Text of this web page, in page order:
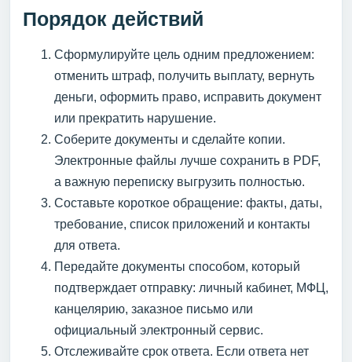
Порядок действий
Сформулируйте цель одним предложением:
отменить штраф, получить выплату, вернуть
деньги, оформить право, исправить документ
или прекратить нарушение.
Соберите документы и сделайте копии.
Электронные файлы лучше сохранить в PDF,
а важную переписку выгрузить полностью.
Составьте короткое обращение: факты, даты,
требование, список приложений и контакты
для ответа.
Передайте документы способом, который
подтверждает отправку: личный кабинет, МФЦ,
канцелярию, заказное письмо или
официальный электронный сервис.
Отслеживайте срок ответа. Если ответа нет